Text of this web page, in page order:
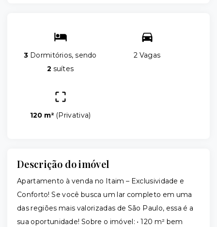
3 Dormitórios, sendo
2 suítes
2 Vagas
120 m² (Privativa)
Descrição do imóvel
Apartamento à venda no Itaim – Exclusividade e
Conforto! Se você busca um lar completo em uma
das regiões mais valorizadas de São Paulo, essa é a
sua oportunidade! Sobre o imóvel: • 120 m² bem